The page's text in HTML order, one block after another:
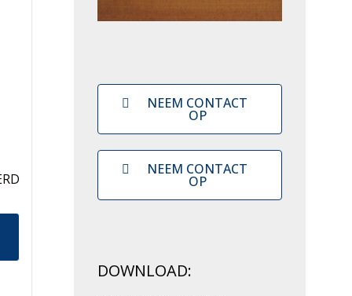
NEEM CONTACT
OP
NEEM CONTACT
OP
DOWNLOAD: